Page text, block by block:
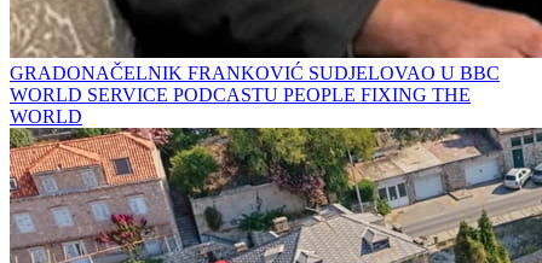
GRADONAČELNIK FRANKOVIĆ SUDJELOVAO U BBC
WORLD SERVICE PODCASTU PEOPLE FIXING THE
WORLD